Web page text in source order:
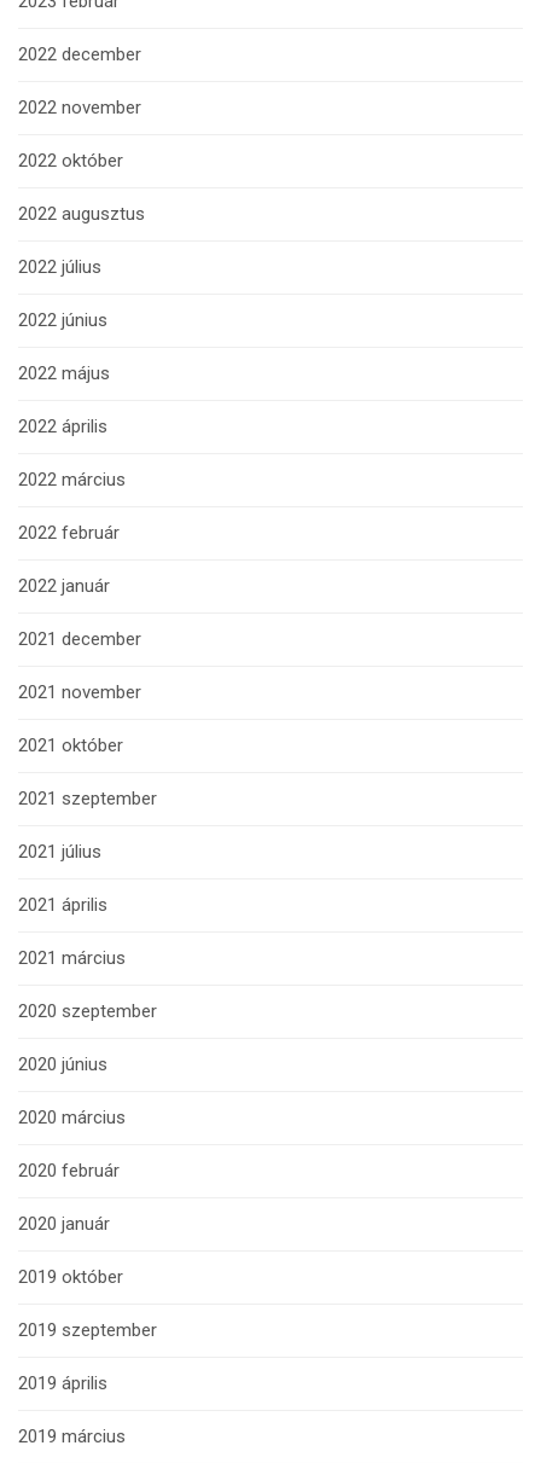
2022 december
2022 november
2022 október
2022 augusztus
2022 július
2022 június
2022 május
2022 április
2022 március
2022 február
2022 január
2021 december
2021 november
2021 október
2021 szeptember
2021 július
2021 április
2021 március
2020 szeptember
2020 június
2020 március
2020 február
2020 január
2019 október
2019 szeptember
2019 április
2019 március